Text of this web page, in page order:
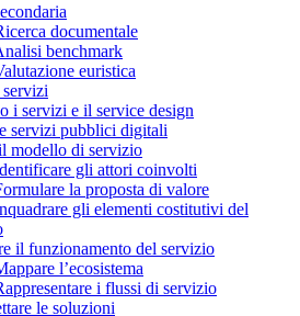
documentale
benchmark
euristica
i servizi e il service design
servizi pubblici digitali
modello di servizio
gli attori coinvolti
la proposta di valore
gli elementi costitutivi del
il funzionamento del servizio
l’ecosistema
i flussi di servizio
le soluzioni